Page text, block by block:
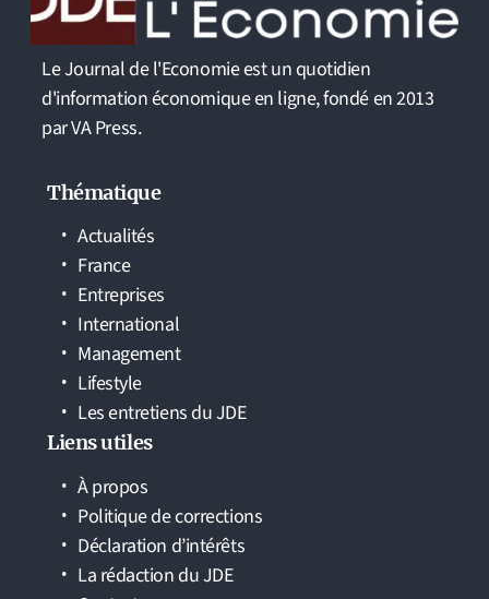
Le Journal de l'Economie est un quotidien
d'information économique en ligne, fondé en 2013
par VA Press.
Thématique
Actualités
France
Entreprises
International
Management
Lifestyle
Les entretiens du JDE
Liens utiles
À propos
Politique de corrections
Déclaration d’intérêts
La rédaction du JDE